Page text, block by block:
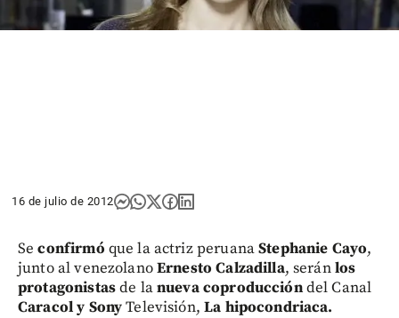
16 de julio de 2012
Seconfirmó que la actriz peruanaStephanie Cayo,
junto al venezolanoErnesto Calzadilla, seránlos
protagonistasde lanueva coproduccióndel Canal
Caracol y SonyTelevisión, La hipocondriaca.